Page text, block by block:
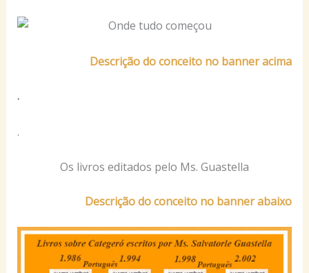
Descrição do conceito no banner acima
.
.
Os livros editados pelo Ms. Guastella
Descrição do conceito no banner abaixo